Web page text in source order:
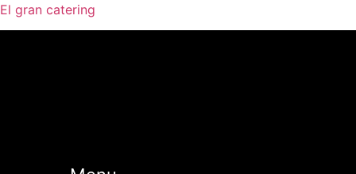
El gran catering